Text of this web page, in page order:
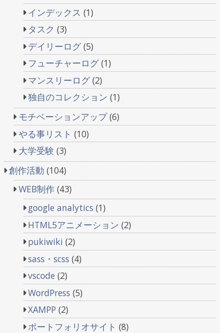
インデックス (1)
タスク (3)
デイリーログ(5)
フューチャーログ(1)
マンスリーログ(2)
独自のコレクション (1)
モチベーションアップ(6)
やる事リスト (10)
大学受験 (3)
創作活動 (104)
WEB制作(43)
google analytics (1)
HTML5アニメーション (2)
pukiwiki (2)
sass・scss (4)
vscode (2)
WordPress (5)
XAMPP (2)
ポートフォリオサイト (8)